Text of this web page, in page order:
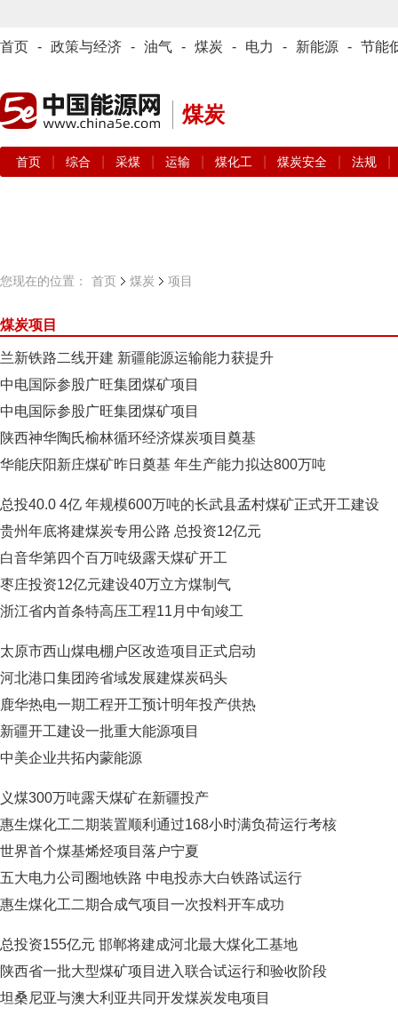
首页 - 政策与经济 - 油气 - 煤炭 - 电力 - 新能源 - 节能
煤炭
首页 综合 采煤 运输 煤化工 煤炭安全 法规
您现在的位置： 首页 煤炭 项目
煤炭项目
兰新铁路二线开建 新疆能源运输能力获提升
中电国际参股广旺集团煤矿项目
中电国际参股广旺集团煤矿项目
陕西神华陶氏榆林循环经济煤炭项目奠基
华能庆阳新庄煤矿昨日奠基 年生产能力拟达800万吨
总投40.0 4亿 年规模600万吨的长武县孟村煤矿正式开工建设
贵州年底将建煤炭专用公路 总投资12亿元
白音华第四个百万吨级露天煤矿开工
枣庄投资12亿元建设40万立方煤制气
浙江省内首条特高压工程11月中旬竣工
太原市西山煤电棚户区改造项目正式启动
河北港口集团跨省域发展建煤炭码头
鹿华热电一期工程开工预计明年投产供热
新疆开工建设一批重大能源项目
中美企业共拓内蒙能源
义煤300万吨露天煤矿在新疆投产
惠生煤化工二期装置顺利通过168小时满负荷运行考核
世界首个煤基烯烃项目落户宁夏
五大电力公司圈地铁路 中电投赤大白铁路试运行
惠生煤化工二期合成气项目一次投料开车成功
总投资155亿元 邯郸将建成河北最大煤化工基地
陕西省一批大型煤矿项目进入联合试运行和验收阶段
坦桑尼亚与澳大利亚共同开发煤炭发电项目